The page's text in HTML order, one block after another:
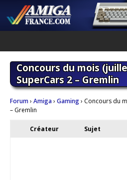
Concours du mois
SuperCars 2 – Gremlin
Forum› Amiga› Gaming› Concours du
– Gremlin
Créateur Sujet